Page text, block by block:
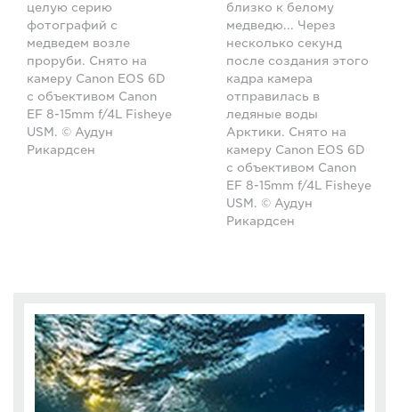
целую серию
фотографий с
медведем возле
проруби. Снято на
камеру Canon EOS 6D
с объективом Canon
EF 8-15mm f/4L Fisheye
USM. © Аудун
Рикардсен
близко к белому
медведю... Через
несколько секунд
после создания этого
кадра камера
отправилась в
ледяные воды
Арктики. Снято на
камеру Canon EOS 6D
с объективом Canon
EF 8-15mm f/4L Fisheye
USM. © Аудун
Рикардсен